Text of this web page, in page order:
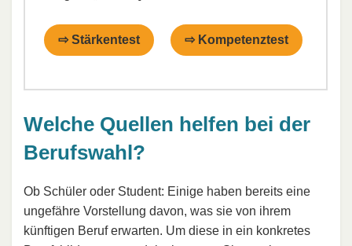
⇨ Stärkentest ⇨ Kompetenztest
Welche Quellen helfen bei der
Berufswahl?
Ob Schüler oder Student: Einige haben bereits eine
ungefähre Vorstellung davon, was sie von ihrem
künftigen Beruf erwarten. Um diese in ein konkretes